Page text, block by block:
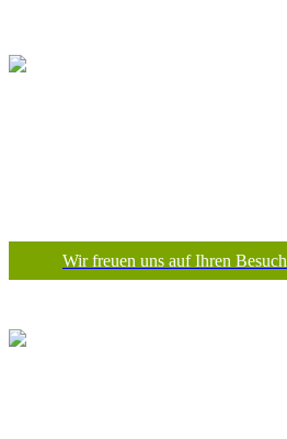
Wir freuen uns auf Ihren Besuch